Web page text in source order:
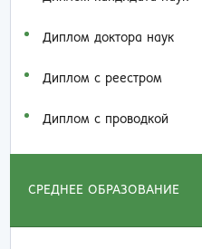
Диплом доктора наук
Диплом с реестром
Диплом с проводкой
СРЕДНЕЕ ОБРАЗОВАНИЕ